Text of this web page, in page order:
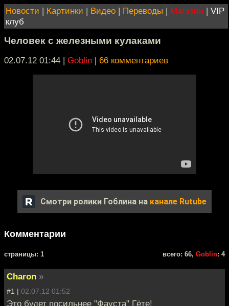
Новости | Картинки | Видео | Переводы | Магазин | VIP
клуб
Человек с железными кулаками
02.07.12 01:44 | Goblin | 66 комментариев
Смотри ролики Гоблина на канале Rutube
Комментарии
cтраницы: 1 всего: 66, Goblin: 4
Charon »
#1 | 02.07.12 01:52
Это будет посильнее "Фауста" Гёте!